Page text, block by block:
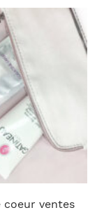
coeur ventes